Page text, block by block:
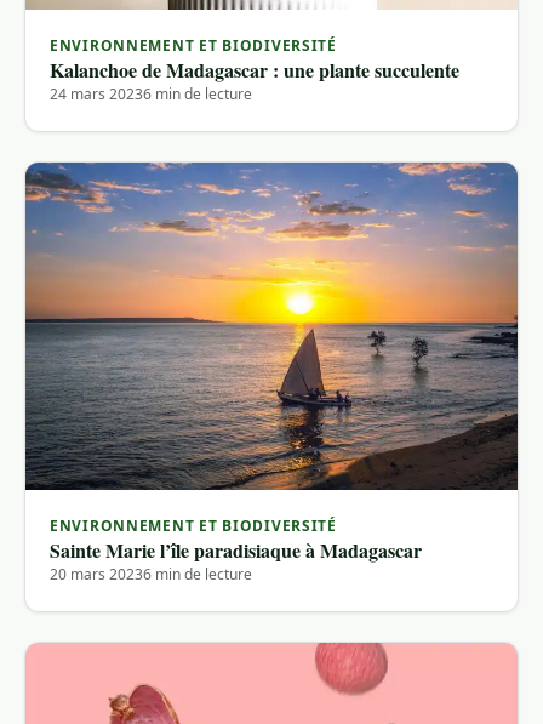
ENVIRONNEMENT ET BIODIVERSITÉ
Kalanchoe de Madagascar : une plante succulente
24 mars 20236 min de lecture
ENVIRONNEMENT ET BIODIVERSITÉ
Sainte Marie l’île paradisiaque à Madagascar
20 mars 20236 min de lecture